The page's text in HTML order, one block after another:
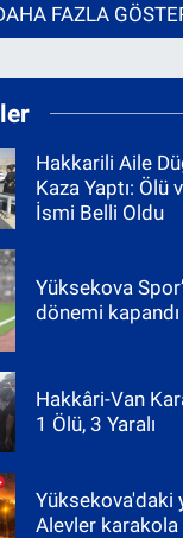
yaşandı.
FAZLA
Hakkarili Aile
Kaza Yaptı: Ölü
İsmi Belli Oldu
Yüksekova
dönemi kapandı
Hakkâri-Van
1 Ölü, 3 Yaralı
Yüksekova'daki
Alevler